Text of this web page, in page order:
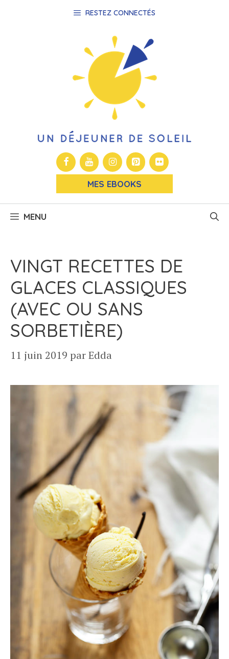
RESTEZ CONNECTÉS
MES EBOOKS
MENU
VINGT RECETTES DE
GLACES CLASSIQUES
(AVEC OU SANS
SORBETIÈRE)
11 juin 2019 parEdda